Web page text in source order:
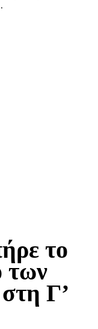
το
των
Γ’